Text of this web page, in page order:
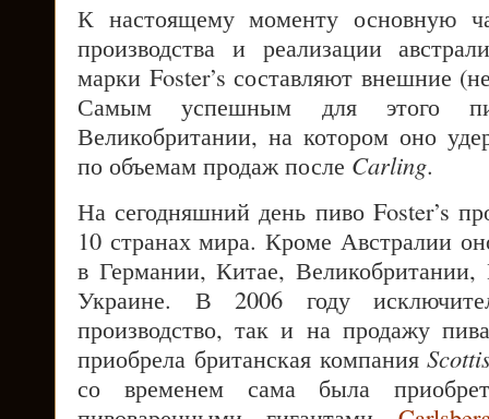
К настоящему моменту основную
производства и реализации
марки Foster’s составляют внешние
Самым успешным для этого
Великобритании, на котором оно
по объемам продаж после Carling.
На сегодняшний день пиво Foster’s
10 странах мира. Кроме Австралии
в Германии, Китае,
Украине. В 2006 году
производство, так и на продажу
приобрела британская компания
со временем сама была